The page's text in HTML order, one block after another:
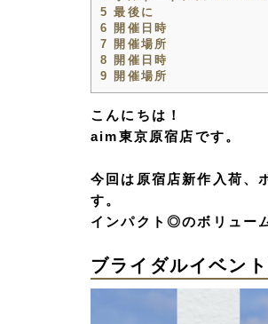
5 最後に
6 開催日時
7 開催場所
8 開催日時
9 開催場所
こんにちは！
aim東京原宿店です。
今回は原宿店新作入荷、
す。
インパクト◎のボリュー
ブライダルイベント